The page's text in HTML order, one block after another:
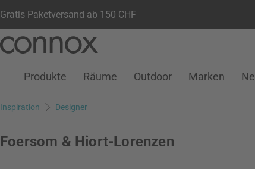
Gratis Paketversand ab 150 CHF
Seiteninhalt
Suchfeld
Kundenkonto
Wunschliste
Warenkorb
Produkte Räume Outdoor Marken
Inspiration Designer
Foersom & Hiort-Lorenzen